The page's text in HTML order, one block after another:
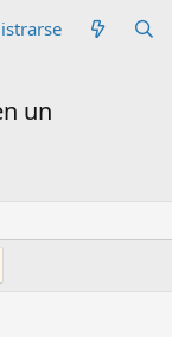
un